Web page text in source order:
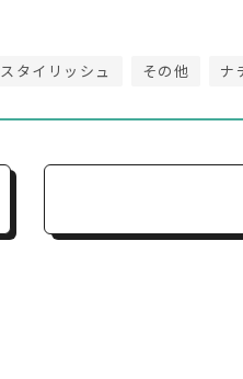
スタイリッシュ その他 ナ